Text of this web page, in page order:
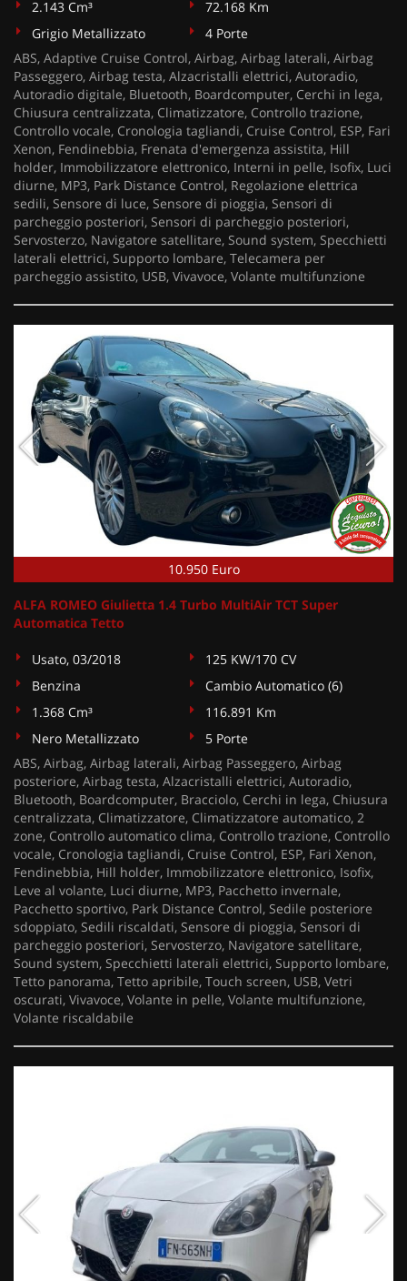
2.143 Cm³
72.168 Km
Grigio Metallizzato
4 Porte
ABS, Adaptive Cruise Control, Airbag, Airbag laterali, Airbag
Passeggero, Airbag testa, Alzacristalli elettrici, Autoradio,
Autoradio digitale, Bluetooth, Boardcomputer, Cerchi in lega,
Chiusura centralizzata, Climatizzatore, Controllo trazione,
Controllo vocale, Cronologia tagliandi, Cruise Control, ESP, Fari
Xenon, Fendinebbia, Frenata d'emergenza assistita, Hill
holder, Immobilizzatore elettronico, Interni in pelle, Isofix, Luci
diurne, MP3, Park Distance Control, Regolazione elettrica
sedili, Sensore di luce, Sensore di pioggia, Sensori di
parcheggio posteriori, Sensori di parcheggio posteriori,
Servosterzo, Navigatore satellitare, Sound system, Specchietti
laterali elettrici, Supporto lombare, Telecamera per
parcheggio assistito, USB, Vivavoce, Volante multifunzione
10.950 Euro
ALFA ROMEO Giulietta 1.4 Turbo MultiAir TCT Super
Automatica Tetto
Usato, 03/2018
125 KW/170 CV
Benzina
Cambio Automatico (6)
1.368 Cm³
116.891 Km
Nero Metallizzato
5 Porte
ABS, Airbag, Airbag laterali, Airbag Passeggero, Airbag
posteriore, Airbag testa, Alzacristalli elettrici, Autoradio,
Bluetooth, Boardcomputer, Bracciolo, Cerchi in lega, Chiusura
centralizzata, Climatizzatore, Climatizzatore automatico, 2
zone, Controllo automatico clima, Controllo trazione, Controllo
vocale, Cronologia tagliandi, Cruise Control, ESP, Fari Xenon,
Fendinebbia, Hill holder, Immobilizzatore elettronico, Isofix,
Leve al volante, Luci diurne, MP3, Pacchetto invernale,
Pacchetto sportivo, Park Distance Control, Sedile posteriore
sdoppiato, Sedili riscaldati, Sensore di pioggia, Sensori di
parcheggio posteriori, Servosterzo, Navigatore satellitare,
Sound system, Specchietti laterali elettrici, Supporto lombare,
Tetto panorama, Tetto apribile, Touch screen, USB, Vetri
oscurati, Vivavoce, Volante in pelle, Volante multifunzione,
Volante riscaldabile